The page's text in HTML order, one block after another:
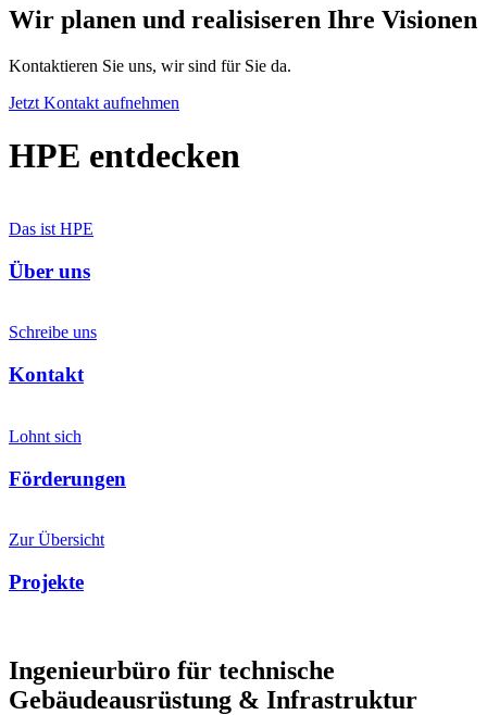
Wir planen und realisiseren Ihre Visionen
Kontaktieren Sie uns, wir sind für Sie da.
Jetzt Kontakt aufnehmen
HPE entdecken
Das ist HPE
Über uns
Schreibe uns
Kontakt
Lohnt sich
Förderungen
Zur Übersicht
Projekte
Ingenieurbüro für technische
Gebäudeausrüstung & Infrastruktur